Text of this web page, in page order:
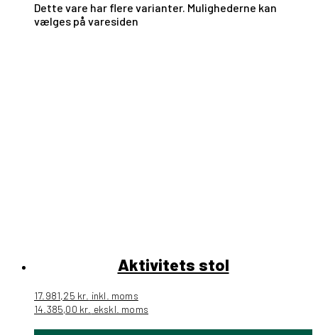
Dette vare har flere varianter. Mulighederne kan
vælges på varesiden
Aktivitets stol
17.981,25 kr. inkl. moms
14.385,00 kr. ekskl. moms